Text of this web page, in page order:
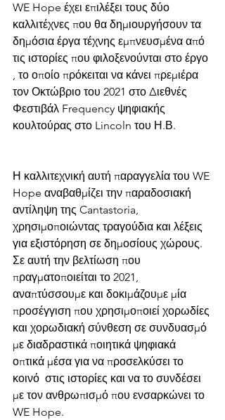
WE Hope έχει επιλέξει τους δύο
καλλιτέχνες που θα δημιουργήσουν τα
δημόσια έργα τέχνης εμπνευσμένα από
τις ιστορίες που φιλοξενούνται στο έργο
, το οποίο πρόκειται να κάνει πρεμιέρα
τον Οκτώβριο του 2021 στο Διεθνές
Φεστιβάλ Frequency ψηφιακής
κουλτούρας στο Lincoln του Η.Β.
Η καλλιτεχνική αυτή παραγγελία του WE
Hope αναβαθμίζει την παραδοσιακή
αντίληψη της Cantastoria,
χρησιμοποιώντας τραγούδια και λέξεις
για εξιστόρηση σε δημοσίους χώρους.
Σε αυτή την βελτίωση που
πραγματοποιείται το 2021,
αναπτύσσουμε και δοκιμάζουμε μία
προσέγγιση που χρησιμοποιεί χορωδίες
και χορωδιακή σύνθεση σε συνδυασμό
με διαδραστικά ποιητικά ψηφιακά
οπτικά μέσα για να προσελκύσει το
κοινό  στις ιστορίες και να το συνδέσει
με τον ανθρωπισμό που ενσαρκώνει το
WE Hope.